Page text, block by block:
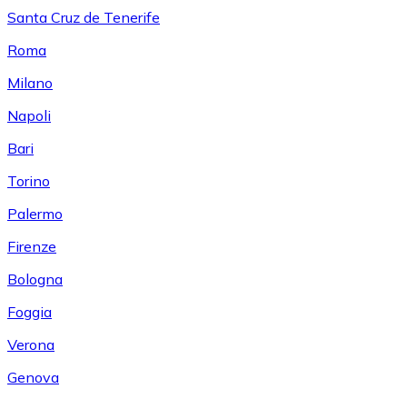
Santa Cruz de Tenerife
Roma
Milano
Napoli
Bari
Torino
Palermo
Firenze
Bologna
Foggia
Verona
Genova